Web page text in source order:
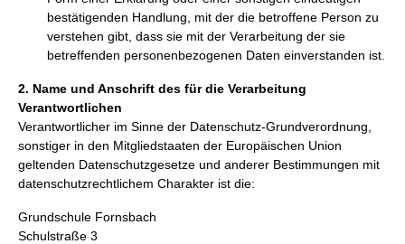
bestätigenden Handlung, mit der die betroffene Person zu
verstehen gibt, dass sie mit der Verarbeitung der sie
betreffenden personenbezogenen Daten einverstanden ist.
2. Name und Anschrift des für die Verarbeitung
Verantwortlichen
Verantwortlicher im Sinne der Datenschutz-Grundverordnung,
sonstiger in den Mitgliedstaaten der Europäischen Union
geltenden Datenschutzgesetze und anderer Bestimmungen mit
datenschutzrechtlichem Charakter ist die:
Grundschule Fornsbach
Schulstraße 3